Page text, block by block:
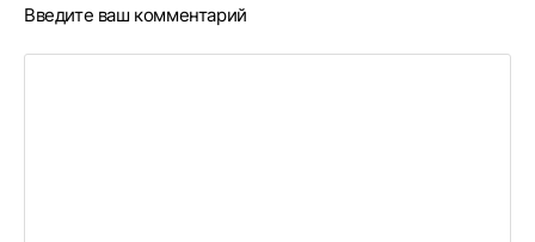
Введите ваш комментарий